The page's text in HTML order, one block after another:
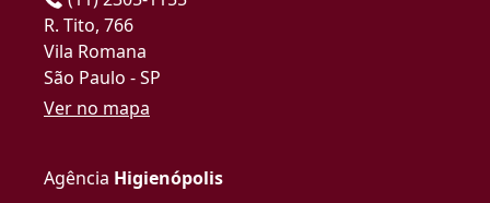
R. Tito, 766
Vila Romana
São Paulo - SP
Ver no mapa
Agência Higienópolis